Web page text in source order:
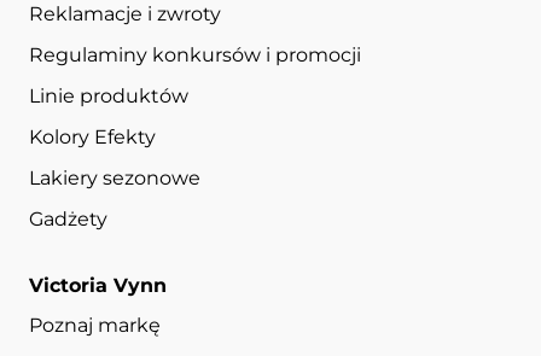
Reklamacje i zwroty
Regulaminy konkursów i promocji
Linie produktów
Kolory Efekty
Lakiery sezonowe
Gadżety
Victoria Vynn
Poznaj markę